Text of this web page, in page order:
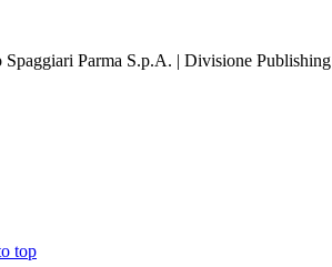
Parma S.p.A. | Divisione
top